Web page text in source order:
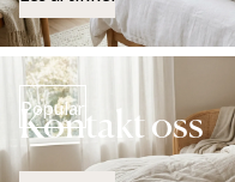
Popular
Kontakt oss